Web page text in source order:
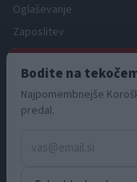
Oglaševanje
Zaposlitev
Pravno obvestilo
Zasebnost in piškotki
Storitve
Pogoji uporabe
Bodite na
Najpomembnejše
predal.